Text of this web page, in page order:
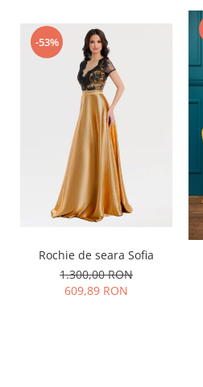
-53%
Rochie de seara Sofia
1.300,00 RON
609,89 RON